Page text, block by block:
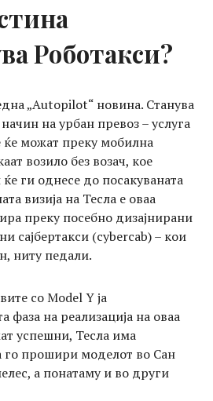
Роботакси?
„Autopilot“ новина. Станува
на урбан превоз – услуга
можат преку мобилна
возило без возач, кое
ги однесе до посакуваната
визија на Тесла е оваа
преку посебно дизајнирани
сајбертакси (cybercab) – кои
ниту педали.
со Model Y ја
фаза на реализација на оваа
успешни, Тесла има
го прошири моделот во Сан
а понатаму и во други